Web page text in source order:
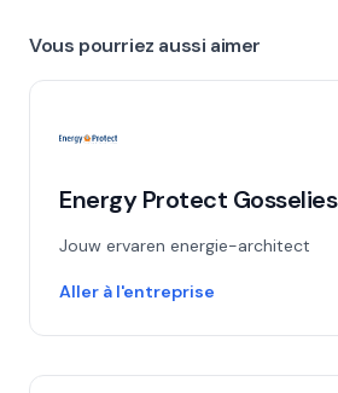
Vous pourriez aussi aimer
Energy Protect Gosselies
Jouw ervaren energie-architect
Aller à l'entreprise